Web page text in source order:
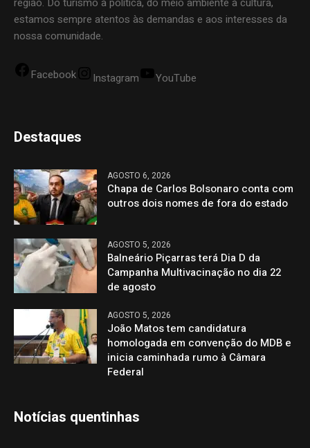
região. Do turismo à política, do meio ambiente à cultura,
estamos sempre atentos às demandas e aos interesses da
nossa comunidade.
Facebook Instagram YouTube
Destaques
AGOSTO 6, 2026
Chapa de Carlos Bolsonaro conta com
outros dois nomes de fora do estado
AGOSTO 5, 2026
Balneário Piçarras terá Dia D da
Campanha Multivacinação no dia 22
de agosto
AGOSTO 5, 2026
João Matos tem candidatura
homologada em convenção do MDB e
inicia caminhada rumo à Câmara
Federal
Notícias quentinhas